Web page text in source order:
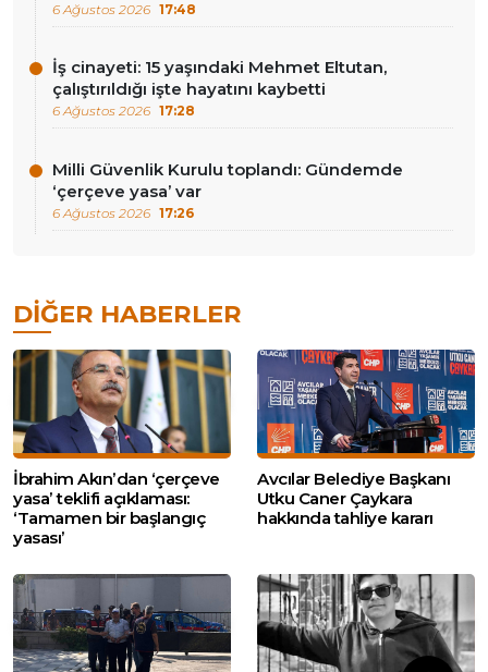
6 Ağustos 2026 17:48
İş cinayeti: 15 yaşındaki Mehmet Eltutan,
çalıştırıldığı işte hayatını kaybetti
6 Ağustos 2026 17:28
Milli Güvenlik Kurulu toplandı: Gündemde
‘çerçeve yasa’ var
6 Ağustos 2026 17:26
DIĞER HABERLER
İbrahim Akın’dan ‘çerçeve
yasa’ teklifi açıklaması:
‘Tamamen bir başlangıç
yasası’
Avcılar Belediye Başkanı
Utku Caner Çaykara
hakkında tahliye kararı